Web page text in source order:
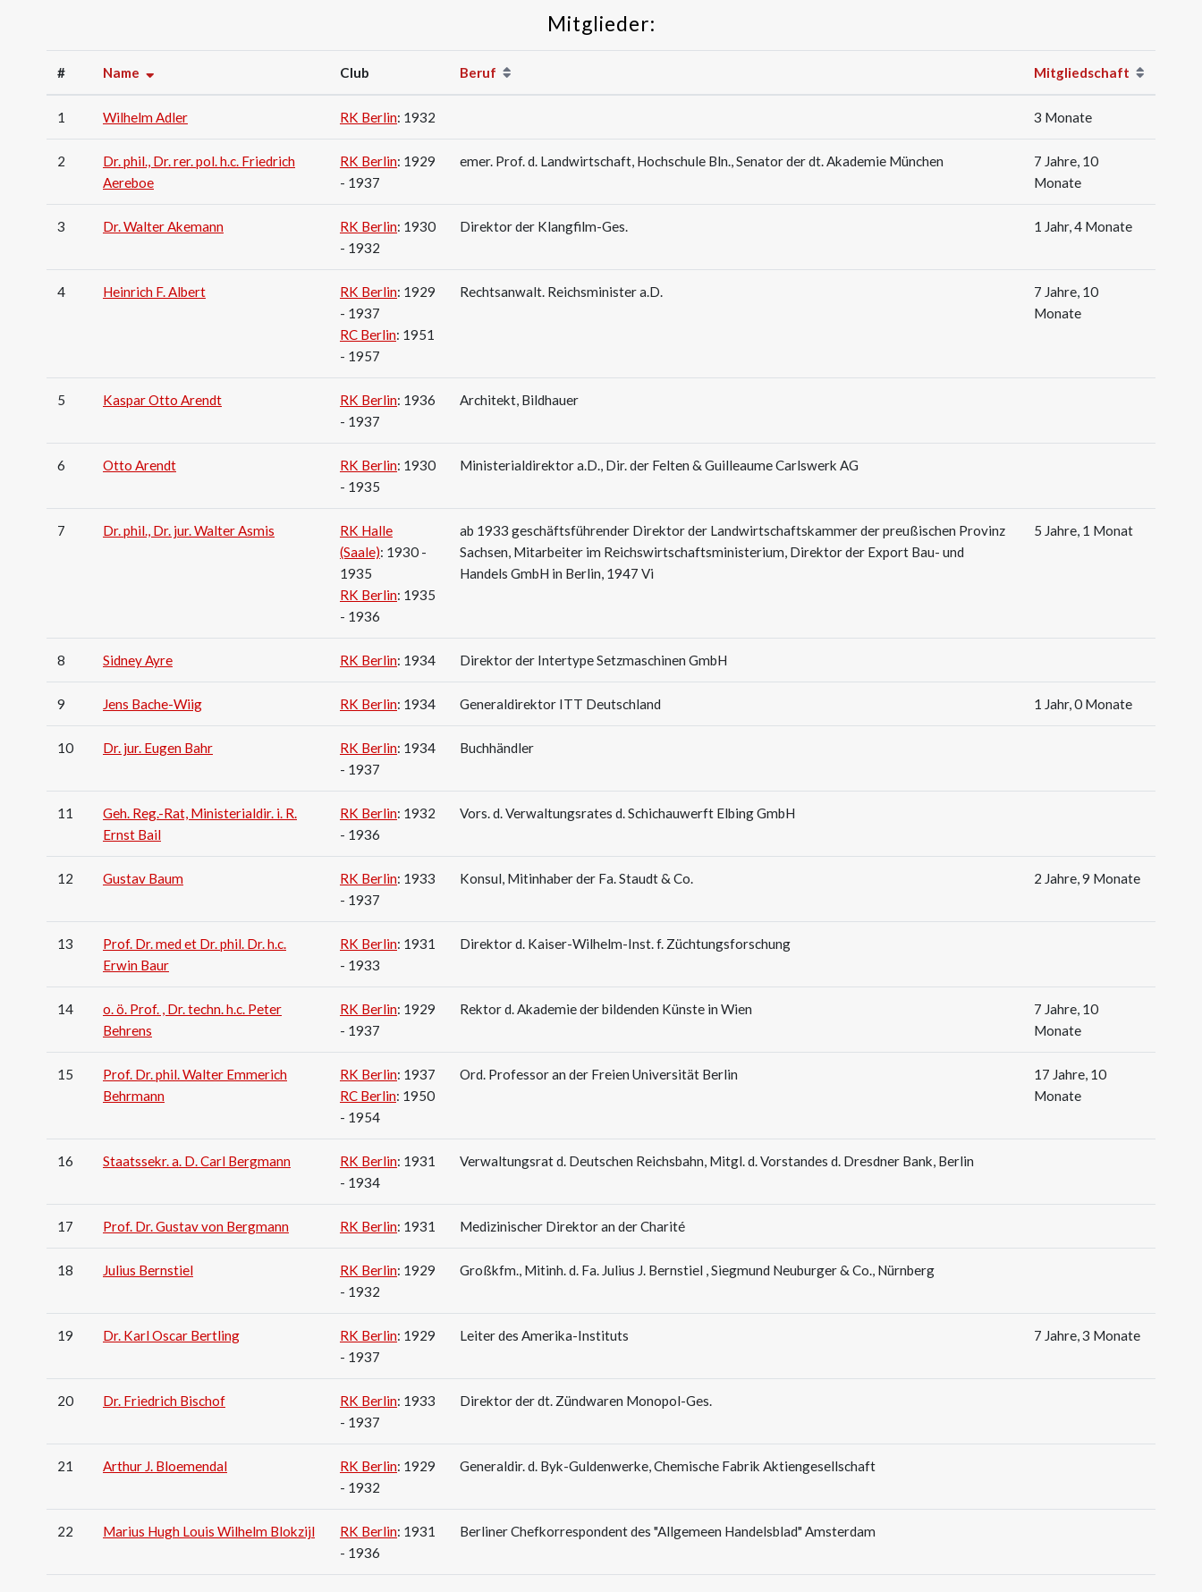
Mitglieder:
# Name Club Beruf Mitgliedschaft
1 Wilhelm Adler RK Berlin: 1932 3 Monate
2
Dr. phil., Dr. rer. pol. h.c. Friedrich
Aereboe
RK Berlin: 1929
- 1937
emer. Prof. d. Landwirtschaft, Hochschule Bln., Senator der dt. Akademie München
7 Jahre, 10
Monate
3 Dr. Walter Akemann RK Berlin: 1930
- 1932
Direktor der Klangfilm-Ges. 1 Jahr, 4 Monate
4 Heinrich F. Albert RK Berlin: 1929
- 1937
RC Berlin: 1951
- 1957
Rechtsanwalt. Reichsminister a.D.
7 Jahre, 10
Monate
5 Kaspar Otto Arendt RK Berlin: 1936
- 1937
Architekt, Bildhauer
6 Otto Arendt RK Berlin: 1930
- 1935
Ministerialdirektor a.D., Dir. der Felten & Guilleaume Carlswerk AG
7 Dr. phil., Dr. jur. Walter Asmis
RK Halle
(Saale): 1930 -
1935
RK Berlin: 1935
- 1936
ab 1933 geschäftsführender Direktor der Landwirtschaftskammer der preußischen Provinz
Sachsen, Mitarbeiter im Reichswirtschaftsministerium, Direktor der Export Bau- und
Handels GmbH in Berlin, 1947 Vi
5 Jahre, 1 Monat
8 Sidney Ayre RK Berlin: 1934 Direktor der Intertype Setzmaschinen GmbH
9 Jens Bache-Wiig RK Berlin: 1934 Generaldirektor ITT Deutschland 1 Jahr, 0 Monate
10 Dr. jur. Eugen Bahr RK Berlin: 1934
- 1937
Buchhändler
11
Geh. Reg.-Rat, Ministerialdir. i. R.
Ernst Bail
RK Berlin: 1932
- 1936
Vors. d. Verwaltungsrates d. Schichauwerft Elbing GmbH
12 Gustav Baum RK Berlin: 1933
- 1937
Konsul, Mitinhaber der Fa. Staudt & Co. 2 Jahre, 9 Monate
13
Prof. Dr. med et Dr. phil. Dr. h.c.
Erwin Baur
RK Berlin: 1931
- 1933
Direktor d. Kaiser-Wilhelm-Inst. f. Züchtungsforschung
14
o. ö. Prof. , Dr. techn. h.c. Peter
Behrens
RK Berlin: 1929
- 1937
Rektor d. Akademie der bildenden Künste in Wien
7 Jahre, 10
Monate
15
Prof. Dr. phil. Walter Emmerich
Behrmann
RK Berlin: 1937
RC Berlin: 1950
- 1954
Ord. Professor an der Freien Universität Berlin
17 Jahre, 10
Monate
16 Staatssekr. a. D. Carl Bergmann RK Berlin: 1931
- 1934
Verwaltungsrat d. Deutschen Reichsbahn, Mitgl. d. Vorstandes d. Dresdner Bank, Berlin
17 Prof. Dr. Gustav von Bergmann RK Berlin: 1931 Medizinischer Direktor an der Charité
18 Julius Bernstiel RK Berlin: 1929
- 1932
Großkfm., Mitinh. d. Fa. Julius J. Bernstiel , Siegmund Neuburger & Co., Nürnberg
19 Dr. Karl Oscar Bertling RK Berlin: 1929
- 1937
Leiter des Amerika-Instituts 7 Jahre, 3 Monate
20 Dr. Friedrich Bischof RK Berlin: 1933
- 1937
Direktor der dt. Zündwaren Monopol-Ges.
21 Arthur J. Bloemendal RK Berlin: 1929
- 1932
Generaldir. d. Byk-Guldenwerke, Chemische Fabrik Aktiengesellschaft
22 Marius Hugh Louis Wilhelm Blokzijl RK Berlin: 1931
- 1936
Berliner Chefkorrespondent des "Allgemeen Handelsblad" Amsterdam